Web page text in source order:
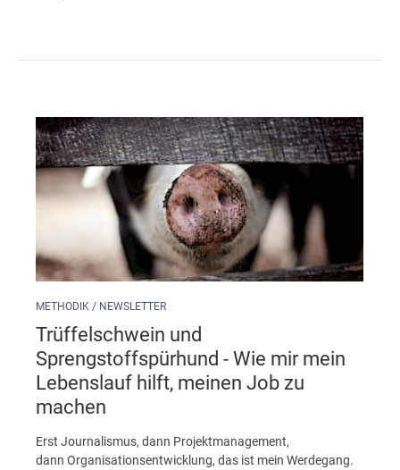
METHODIK / NEWSLETTER
Trüffelschwein und
Sprengstoffspürhund - Wie mir mein
Lebenslauf hilft, meinen Job zu
machen
Erst Journalismus, dann Projektmanagement,
dann Organisationsentwicklung, das ist mein Werdegang.